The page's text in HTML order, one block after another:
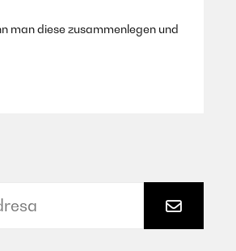
man diese zusammenlegen und
car le produit est parfait mais